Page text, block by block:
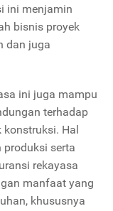
ini menjamin
bisnis proyek
dan juga
ini juga mampu
terhadap
konstruksi. Hal
produksi serta
rekayasa
manfaat yang
khususnya